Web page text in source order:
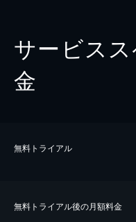
サービス
金
無料トライアル
無料トライアル後の⽉額料金